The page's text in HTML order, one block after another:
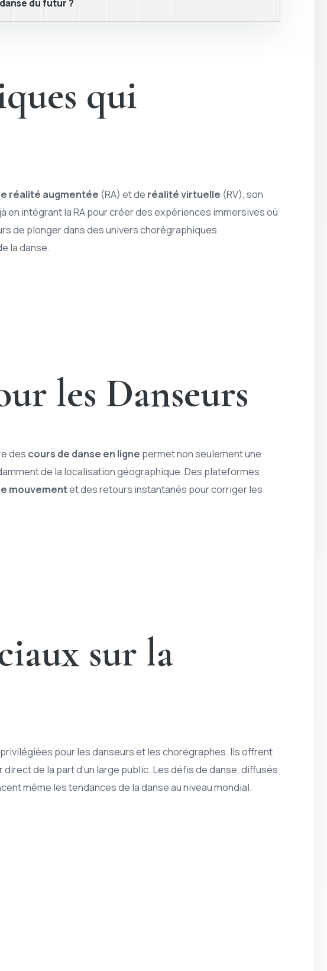
du futur ?
qui
réalité augmentée (RA) et de réalité virtuelle (RV), son
intégrant la RA pour créer des expériences immersives où
de plonger dans des univers chorégraphiques
la danse.
les Danseurs
des cours de danse en ligne permet non seulement une
de la localisation géographique. Des plateformes
mouvementet des retours instantanés pour corriger les
sur la
pour les danseurs et les chorégraphes. Ils offrent
de la part d’un large public. Les défis de danse, diffusés
même les tendances de la danse au niveau mondial.